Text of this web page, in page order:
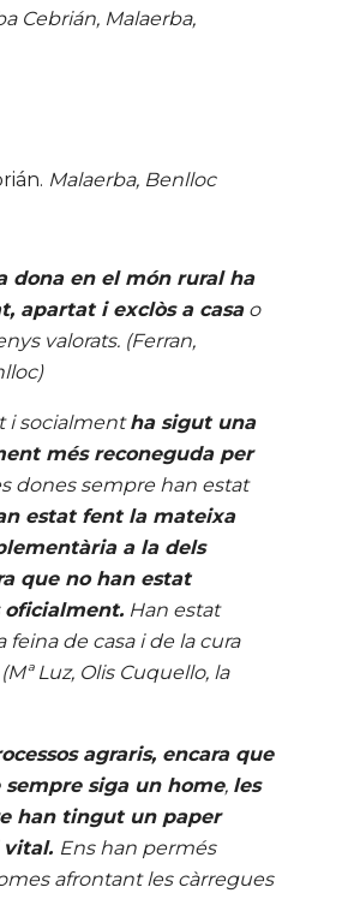
Cebrián, Malaerba,
Malaerba, Benlloc
dona en el món rural ha
apartat i exclòs a casao
valorats. (Ferran,
i socialmentha sigut una
més reconeguda per
dones sempre han estat
estat fent la mateixa
a la dels
que no han estat
oficialment. Han estat
feina de casa i de la cura
Luz, Olis Cuquello, la
agraris, encara que
siga un home, les
han tingut un paper
vital. Ens han permés
afrontant les càrregues